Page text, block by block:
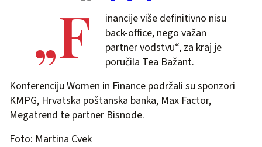
„F
inancije više definitivno nisu
back-office, nego važan
partner vodstvu“, za kraj je
poručila Tea Bažant.
Konferenciju Women in Finance podržali su sponzori
KMPG, Hrvatska poštanska banka, Max Factor,
Megatrend te partner Bisnode.
Foto: Martina Cvek